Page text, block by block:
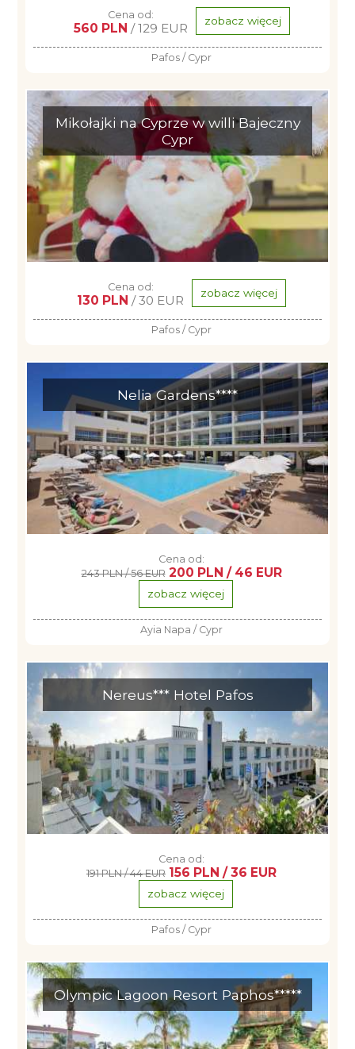
Cena od:
560 PLN / 129 EUR zobacz więcej
Pafos / Cypr
Mikołajki na Cyprze w willi Bajeczny
Cypr
Cena od:
130 PLN / 30 EUR zobacz więcej
Pafos / Cypr
Nelia Gardens****
Cena od:
243 PLN / 56 EUR 200 PLN / 46 EUR
zobacz więcej
Ayia Napa / Cypr
Nereus*** Hotel Pafos
Cena od:
191 PLN / 44 EUR 156 PLN / 36 EUR
zobacz więcej
Pafos / Cypr
Olympic Lagoon Resort Paphos*****